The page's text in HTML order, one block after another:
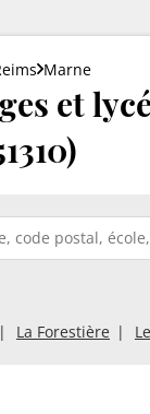
Marne
et
La Forestière